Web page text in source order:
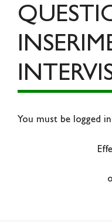
You must be logged
o